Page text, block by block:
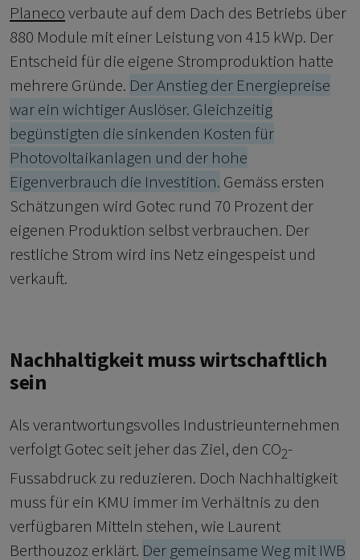
Planecoverbaute auf dem Dach des Betriebs über
880 Module mit einer Leistung von 415 kWp. Der
Entscheid für die eigene Stromproduktion hatte
mehrere Gründe. Der Anstieg der Energiepreise
war ein wichtiger Auslöser. Gleichzeitig
begünstigten die sinkenden Kosten für
Photovoltaikanlagen und der hohe
Eigenverbrauch die Investition. Gemäss ersten
Schätzungen wird Gotec rund 70 Prozent der
eigenen Produktion selbst verbrauchen. Der
restliche Strom wird ins Netz eingespeist und
verkauft.
Nachhaltigkeit muss wirtschaftlich
sein
Als verantwortungsvolles Industrieunternehmen
verfolgt Gotec seit jeher das Ziel, den CO2-
Fussabdruck zu reduzieren. Doch Nachhaltigkeit
muss für ein KMU immer im Verhältnis zu den
verfügbaren Mitteln stehen, wie Laurent
Berthouzoz erklärt. Der gemeinsame Weg mit IWB